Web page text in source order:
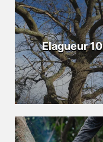
Elagueur 10